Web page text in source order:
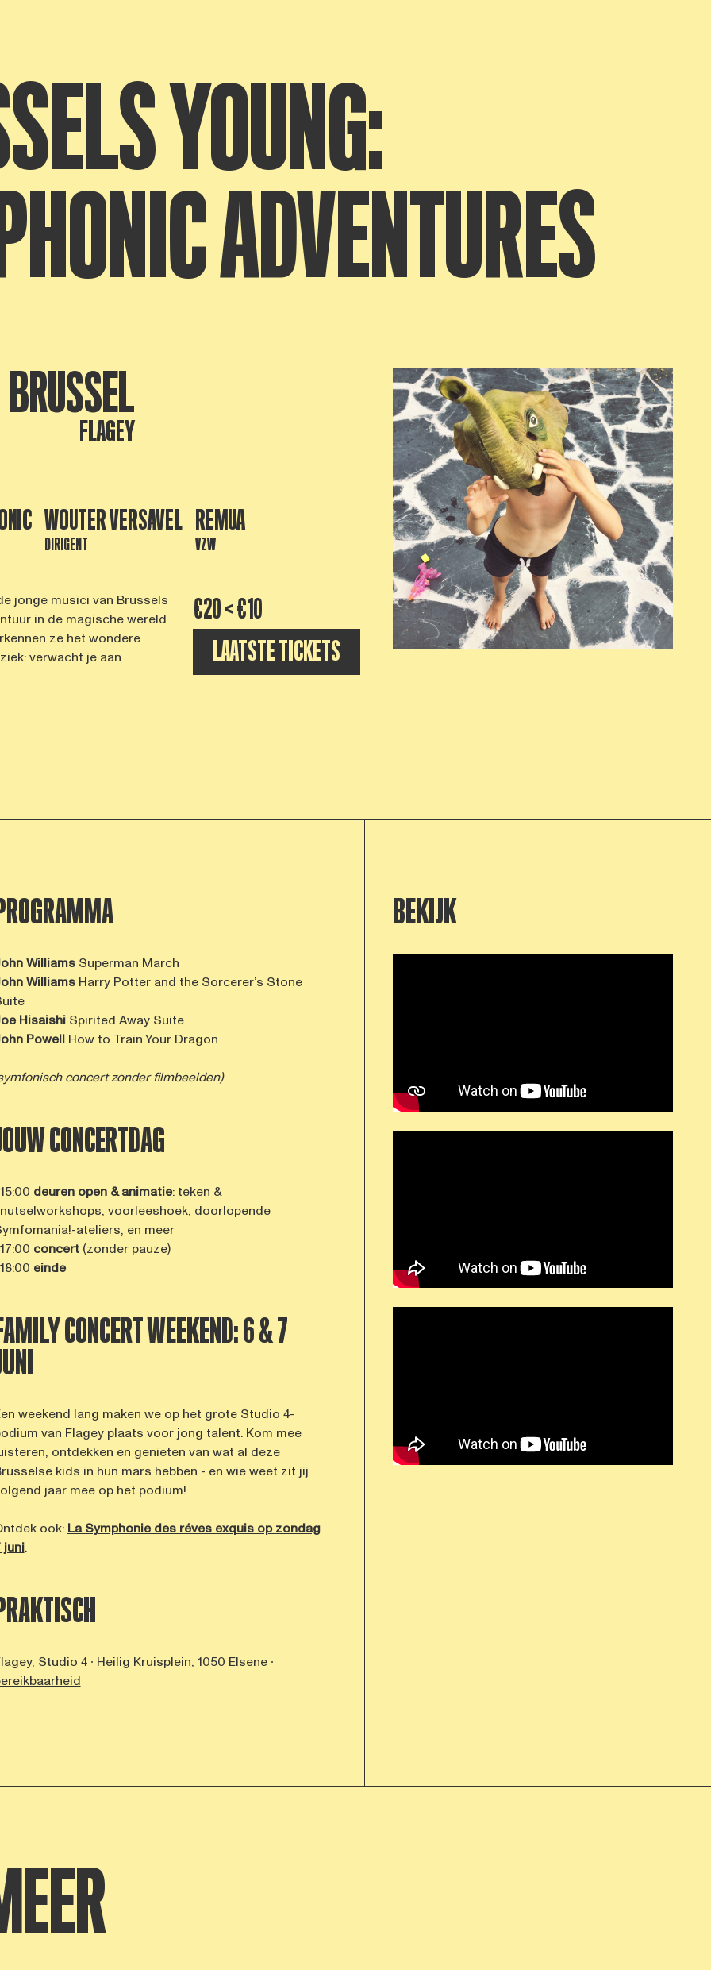
YOUNG:
ADVENTURES
BRUSSEL
FLAGEY
WOUTER VERSAVEL
DIRIGENT
REMUA
VZW
jonge musici van Brussels
in de magische wereld
ze het wondere
verwacht je aan
€20 < €10
LAATSTE TICKETS
PROGRAMMA
WilliamsSuperman March
WilliamsHarry Potter and the Sorcerer’s Stone
Hisaishi Spirited Away Suite
Powell How to Train Your Dragon
concert zonder filmbeelden)
CONCERTDAG
15:00 deuren open & animatie: teken &
voorleeshoek, doorlopende
ateliers, en meer
17:00 concert (zonder pauze)
18:00 einde
FAMILY CONCERT WEEKEND: 6 & 7
weekend lang maken we op het grote Studio 4-
van Flagey plaats voor jong talent. Kom mee
ontdekken en genieten van wat al deze
kids in hun mars hebben - en wie weet zit jij
jaar mee op het podium!
ook: La Symphonie des réves exquis op zondag
juni.
PRAKTISCH
Studio 4 ∙ Heilig Kruisplein, 1050 Elsene∙
BEKIJK